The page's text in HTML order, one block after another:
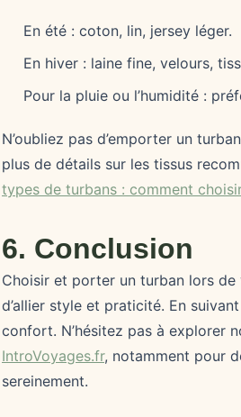
En été : coton, lin, jersey léger.
En hiver : laine fine, velours,
Pour la pluie ou l’humidité :
N’oubliez pas d’emporter un
plus de détails sur les tissus
types de turbans : comment
6. Conclusion
Choisir et porter un turban lors
d’allier style et praticité. En
confort. N’hésitez pas à explorer
IntroVoyages.fr, notamment pour
sereinement.